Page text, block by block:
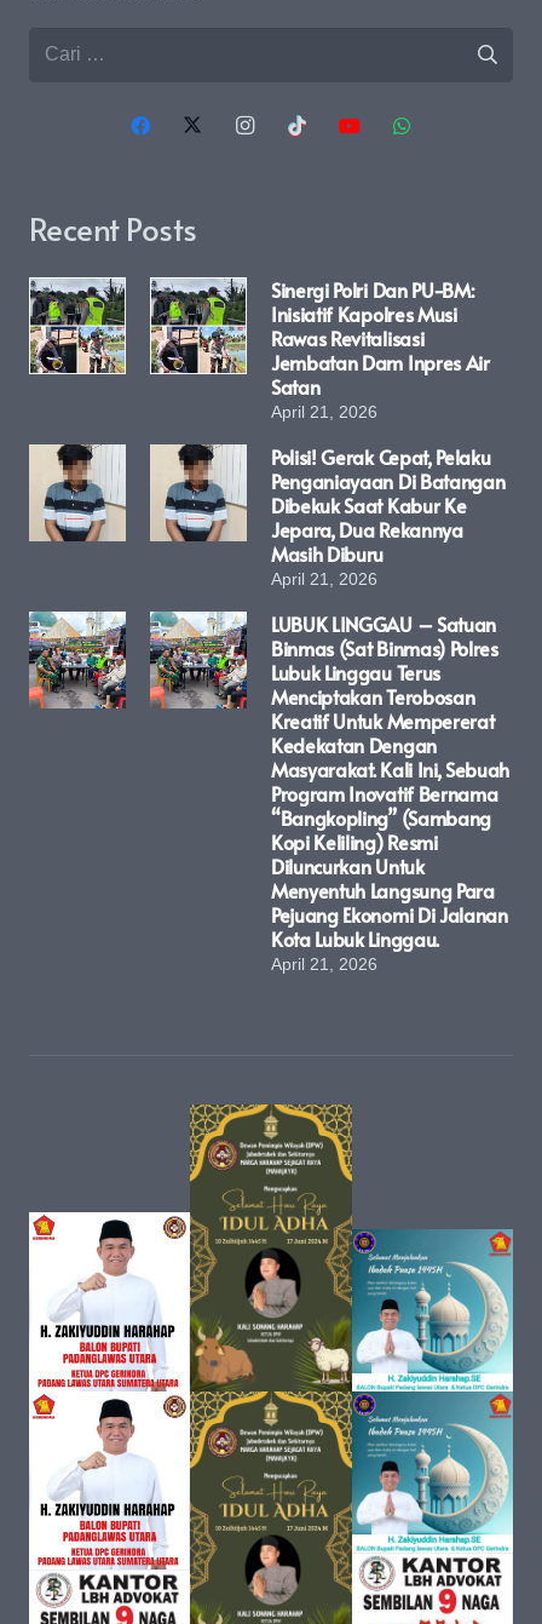
Recent Posts
Sinergi Polri Dan PU-BM:
Inisiatif Kapolres Musi
Rawas Revitalisasi
Jembatan Dam Inpres Air
Satan
April 21, 2026
Polisi! Gerak Cepat, Pelaku
Penganiayaan Di Batangan
Dibekuk Saat Kabur Ke
Jepara, Dua Rekannya
Masih Diburu
April 21, 2026
LUBUK LINGGAU – Satuan
Binmas (Sat Binmas) Polres
Lubuk Linggau Terus
Menciptakan Terobosan
Kreatif Untuk Mempererat
Kedekatan Dengan
Masyarakat. Kali Ini, Sebuah
Program Inovatif Bernama
“Bangkopling” (Sambang
Kopi Keliling) Resmi
Diluncurkan Untuk
Menyentuh Langsung Para
Pejuang Ekonomi Di Jalanan
Kota Lubuk Linggau.
April 21, 2026
Cari